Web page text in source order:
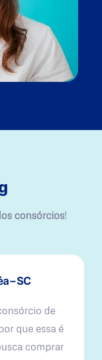
consórcios!
– SC
de
que essa é
comprar